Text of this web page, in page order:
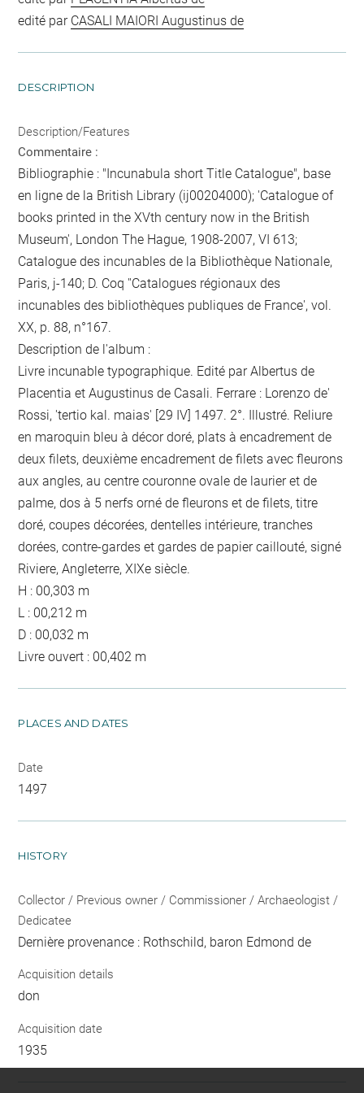
edité par CASALI MAIORI Augustinus de
DESCRIPTION
Description/Features
Commentaire :
Bibliographie : "Incunabula short Title Catalogue", base
en ligne de la British Library (ij00204000); 'Catalogue of
books printed in the XVth century now in the British
Museum', London The Hague, 1908-2007, VI 613;
Catalogue des incunables de la Bibliothèque Nationale,
Paris, j-140; D. Coq ''Catalogues régionaux des
incunables des bibliothèques publiques de France', vol.
XX, p. 88, n°167.
Description de l'album :
Livre incunable typographique. Edité par Albertus de
Placentia et Augustinus de Casali. Ferrare : Lorenzo de'
Rossi, 'tertio kal. maias' [29 IV] 1497. 2°. Illustré. Reliure
en maroquin bleu à décor doré, plats à encadrement de
deux filets, deuxième encadrement de filets avec fleurons
aux angles, au centre couronne ovale de laurier et de
palme, dos à 5 nerfs orné de fleurons et de filets, titre
doré, coupes décorées, dentelles intérieure, tranches
dorées, contre-gardes et gardes de papier caillouté, signé
Riviere, Angleterre, XIXe siècle.
H : 00,303 m
L : 00,212 m
D : 00,032 m
Livre ouvert : 00,402 m
PLACES AND DATES
Date
1497
HISTORY
Collector / Previous owner / Commissioner / Archaeologist /
Dedicatee
Dernière provenance : Rothschild, baron Edmond de
Acquisition details
don
Acquisition date
1935